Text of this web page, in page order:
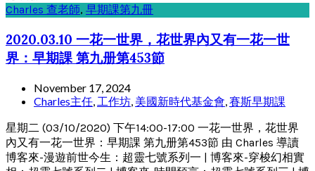
Charles 查老師, 早期課第九冊
2020.03.10 一花一世界，花世界內又有一花一世
界：早期課 第九册第453節
November 17, 2024
Charles主任 工作坊 美國新時代基金會 賽斯早期課
星期二 (03/10/2020) 下午14:00-17:00 一花一世界，花世界
內又有一花一世界：早期課 第九册第453節 由 Charles 導讀
博客來-漫遊前世今生：超靈七號系列一 | 博客來-穿梭幻相實